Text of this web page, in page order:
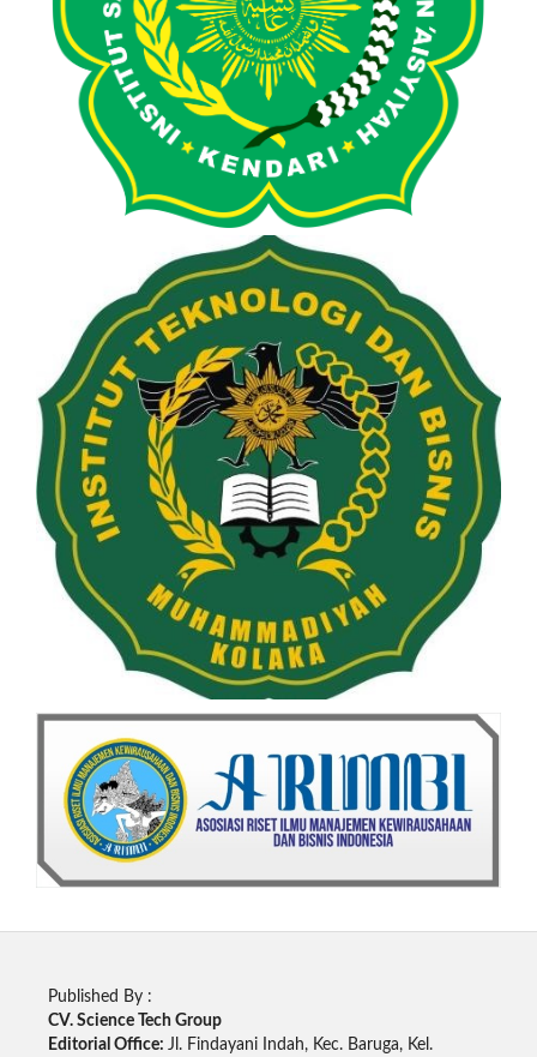
Published By :
CV. Science Tech Group
Editorial Office: Jl. Findayani Indah, Kec. Baruga, Kel.